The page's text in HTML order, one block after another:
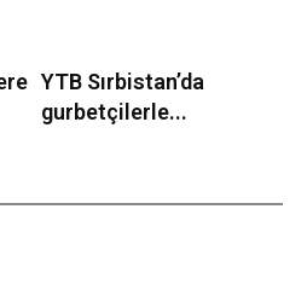
YTB Sırbistan’da
gurbetçilerle...